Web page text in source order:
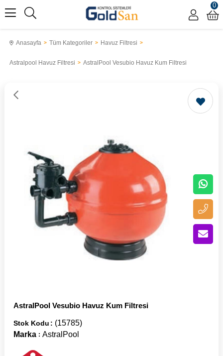
0
Anasayfa Tüm Kategoriler Havuz Filtresi
Astralpool Havuz Filtresi AstralPool Vesubio Havuz Kum Filtresi
AstralPool Vesubio Havuz Kum Filtresi
(15785)
Stok Kodu
Marka : AstralPool